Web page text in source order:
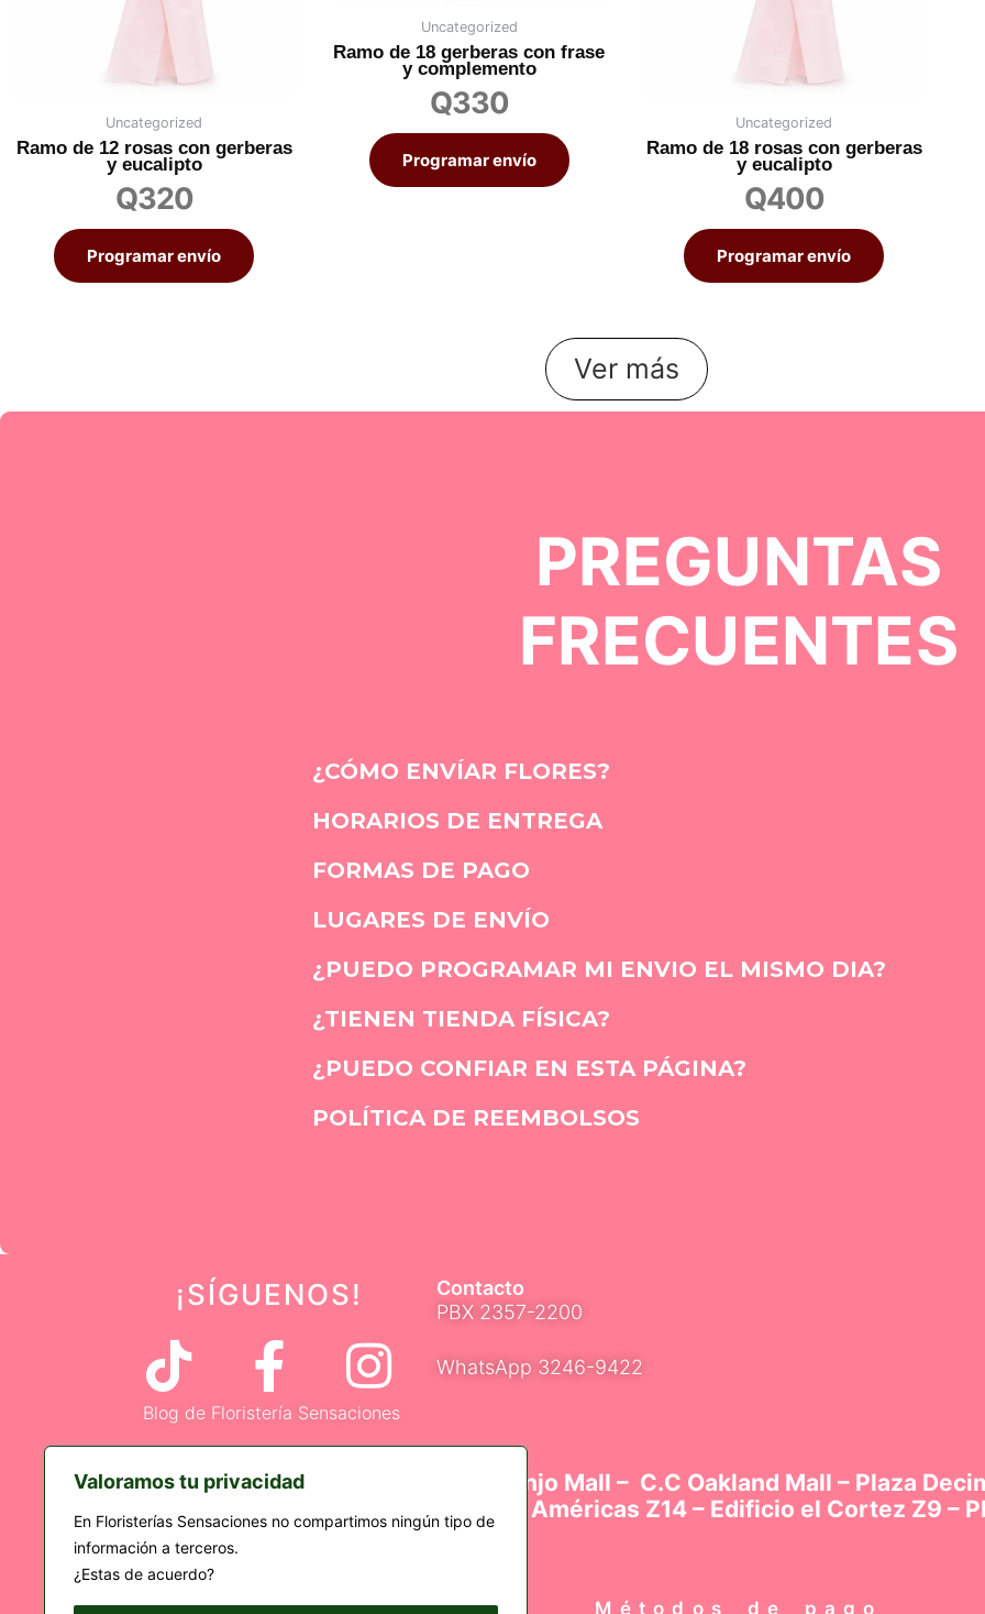
Valoramos tu privacidad
En Floristerías Sensaciones no compartimos ningún tipo de
información a terceros.
¿Estas de acuerdo?
Uncategorized
Ramo de 12 rosas con gerberas
y eucalipto
Q320
Programar envío
Uncategorized
Ramo de 18 gerberas con frase
y complemento
Q330
Programar envío
Uncategorized
Ramo de 18 rosas con gerberas
y eucalipto
Q400
Programar envío
Ver más
PREGUNTAS
FRECUENTES
¿CÓMO ENVÍAR FLORES?
HORARIOS DE ENTREGA
FORMAS DE PAGO
LUGARES DE ENVÍO
¿PUEDO PROGRAMAR MI ENVIO EL MISMO DIA?
¿TIENEN TIENDA FÍSICA?
¿PUEDO CONFIAR EN ESTA PÁGINA?
POLÍTICA DE REEMBOLSOS
¡SÍGUENOS!
T
i
k
t
o
F
a
c
e
I
n
s
t
Blog de Floristería Sensaciones
Contacto
PBX 2357-2200
WhatsApp 3246-9422​
C.C Naranjo Mall – C.C Oakland Mall – Plaza
-Parque las Américas Z14 – Edificio el Cortez Z9 –
Métodos de pago